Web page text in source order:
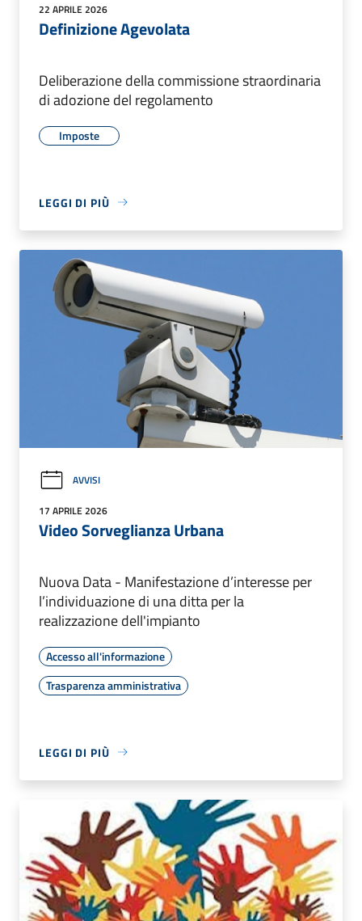
22 APRILE 2026
Definizione Agevolata
Deliberazione della commissione straordinaria
di adozione del regolamento
Imposte
LEGGI DI PIÙ
AVVISI
17 APRILE 2026
Video Sorveglianza Urbana
Nuova Data - Manifestazione d’interesse per
l’individuazione di una ditta per la
realizzazione dell'impianto
Accesso all'informazione
Trasparenza amministrativa
LEGGI DI PIÙ